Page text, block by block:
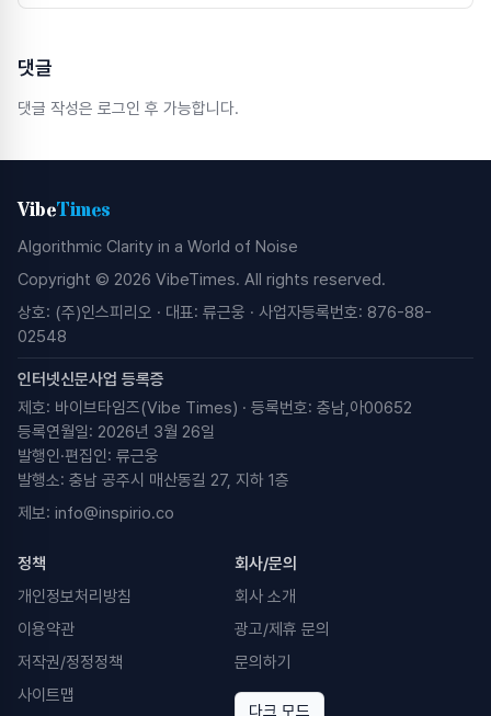
댓글
댓글 작성은 로그인 후 가능합니다.
VibeTimes
Algorithmic Clarity in a World of Noise
Copyright © 2026 VibeTimes. All rights reserved.
상호: (주)인스피리오 · 대표: 류근웅 · 사업자등록번호: 876-88-
02548
인터넷신문사업 등록증
제호: 바이브타임즈(Vibe Times) · 등록번호: 충남,아00652
등록연월일: 2026년 3월 26일
발행인·편집인: 류근웅
발행소: 충남 공주시 매산동길 27, 지하 1층
제보: info@inspirio.co
정책
개인정보처리방침
이용약관
저작권/정정정책
사이트맵
회사/문의
회사 소개
광고/제휴 문의
문의하기
다크 모드